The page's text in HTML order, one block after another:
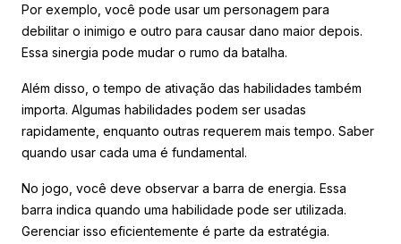
Por exemplo, você pode usar um personagem para
debilitar o inimigo e outro para causar dano maior depois.
Essa sinergia pode mudar o rumo da batalha.
Além disso, o tempo de ativação das habilidades também
importa. Algumas habilidades podem ser usadas
rapidamente, enquanto outras requerem mais tempo. Saber
quando usar cada uma é fundamental.
No jogo, você deve observar a barra de energia. Essa
barra indica quando uma habilidade pode ser utilizada.
Gerenciar isso eficientemente é parte da estratégia.